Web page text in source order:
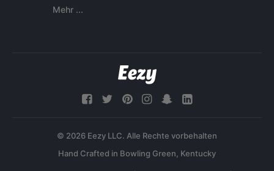
Mehr ...
© 2026 Eezy LLC. Alle Rechte vorbehalten